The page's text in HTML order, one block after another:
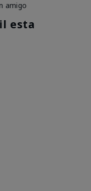
amigo
esta